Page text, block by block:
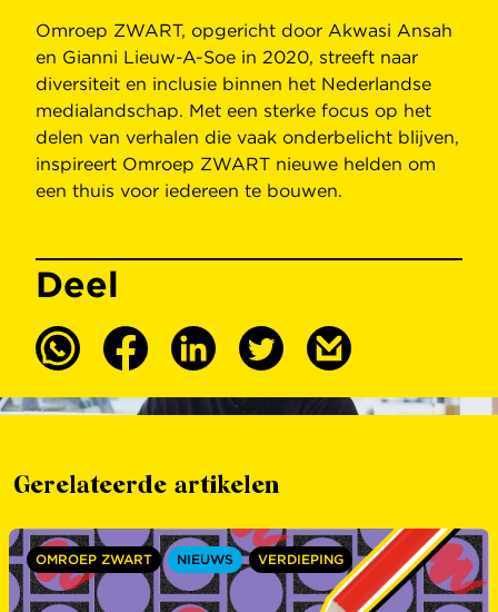
Omroep ZWART, opgericht door Akwasi Ansah
en Gianni Lieuw-A-Soe in 2020, streeft naar
diversiteit en inclusie binnen het Nederlandse
medialandschap. Met een sterke focus op het
delen van verhalen die vaak onderbelicht blijven,
inspireert Omroep ZWART nieuwe helden om
een thuis voor iedereen te bouwen.
Deel
Gerelateerde artikelen
OMROEP ZWART NIEUWS VERDIEPING